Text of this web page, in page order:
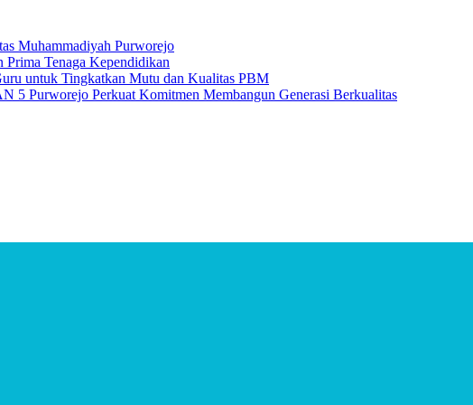
Muhammadiyah Purworejo
Tenaga Kependidikan
untuk Tingkatkan Mutu dan Kualitas PBM
Purworejo Perkuat Komitmen Membangun Generasi Berkualitas